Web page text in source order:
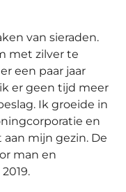
van sieraden.
met zilver te
een paar jaar
er geen tijd meer
Ik groeide in
en
mijn gezin. De
man en